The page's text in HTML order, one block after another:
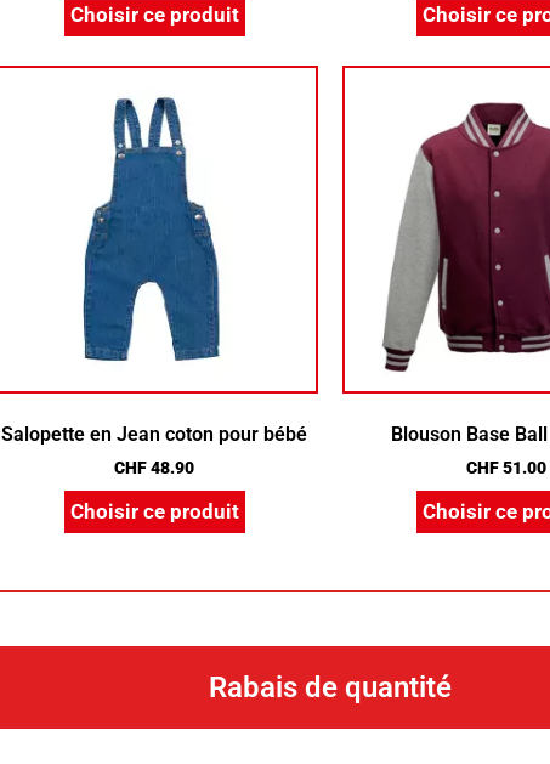
Choisir ce produit Choisir ce
Salopette en Jean coton pour bébé
CHF48.90
Choisir ce produit
Blouson Base
CHF51.00
Choisir ce
Rabais de quantité